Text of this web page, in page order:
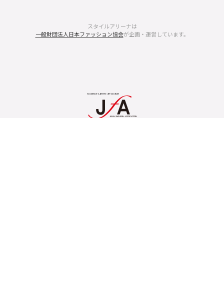
スタイルアリーナは
一般財団法人日本ファッション協会が企画・運営しています。